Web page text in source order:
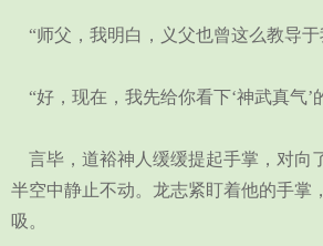
“师父，我明白，义父也曾这么教导于
“好，现在，我先给你看下‘神武真气’
言毕，道裕神人缓缓提起手掌，对向
半空中静止不动。龙志紧盯着他的手掌
吸。